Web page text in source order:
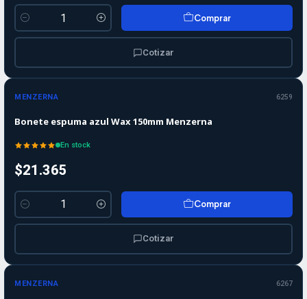
Cantidad
Comprar
Cotizar
MENZERNA 6259
Bonete espuma azul Wax 150mm Menzerna
En stock
$21.365
Cantidad
Comprar
Cotizar
MENZERNA 6267